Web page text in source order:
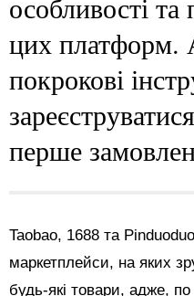
цих платформ.
покрокові
перше
Taobao, 1688 та
маркетплейси, на яких
будь-які товари, адже,